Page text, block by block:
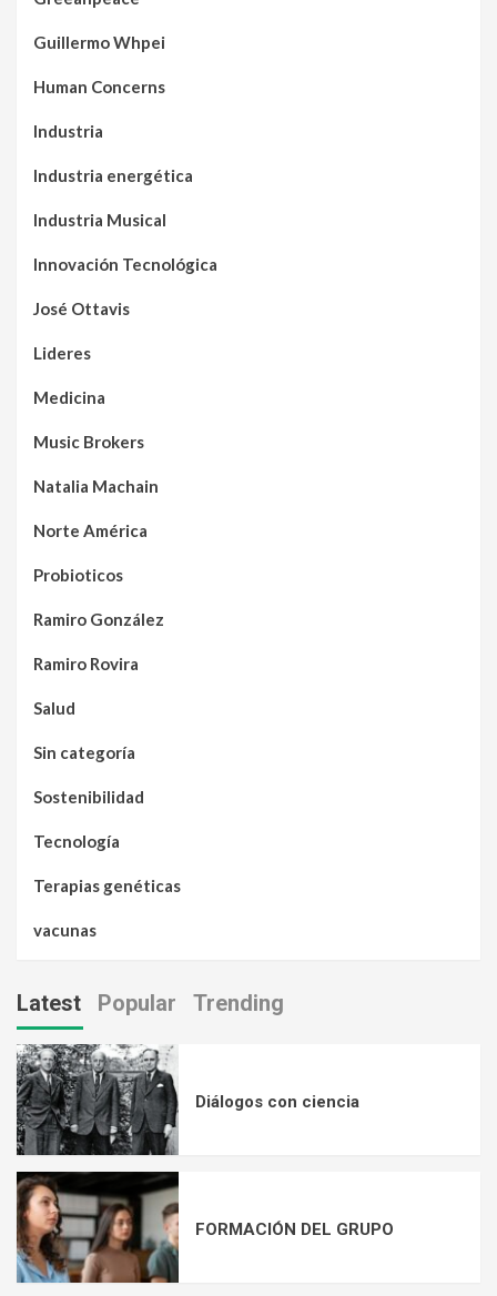
Guillermo Whpei
Human Concerns
Industria
Industria energética
Industria Musical
Innovación Tecnológica
José Ottavis
Lideres
Medicina
Music Brokers
Natalia Machain
Norte América
Probioticos
Ramiro González
Ramiro Rovira
Salud
Sin categoría
Sostenibilidad
Tecnología
Terapias genéticas
vacunas
Latest Popular Trending
Diálogos con ciencia
FORMACIÓN DEL GRUPO